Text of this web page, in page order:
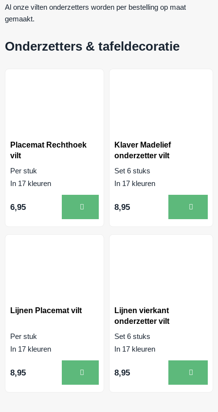
Al onze vilten onderzetters worden per bestelling op maat
gemaakt.
Onderzetters & tafeldecoratie
Placemat Rechthoek
vilt
Per stuk
In 17 kleuren
6,95
Klaver Madelief
onderzetter vilt
Set 6 stuks
In 17 kleuren
8,95
Lijnen Placemat vilt
Per stuk
In 17 kleuren
8,95
Lijnen vierkant
onderzetter vilt
Set 6 stuks
In 17 kleuren
8,95